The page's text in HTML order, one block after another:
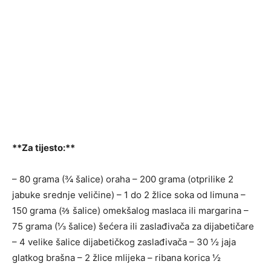
**Za tijesto:**
– 80 grama (¾ šalice) oraha – 200 grama (otprilike 2
jabuke srednje veličine) – 1 do 2 žlice soka od limuna –
150 grama (⅔ šalice) omekšalog maslaca ili margarina –
75 grama (⅓ šalice) šećera ili zaslađivača za dijabetičare
– 4 velike šalice dijabetičkog zaslađivača – 30 ½ jaja
glatkog brašna – 2 žlice mlijeka – ribana korica ½